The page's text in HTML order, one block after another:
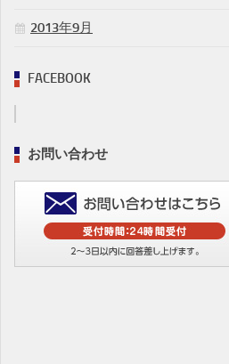
2013年9月
FACEBOOK
お問い合わせ